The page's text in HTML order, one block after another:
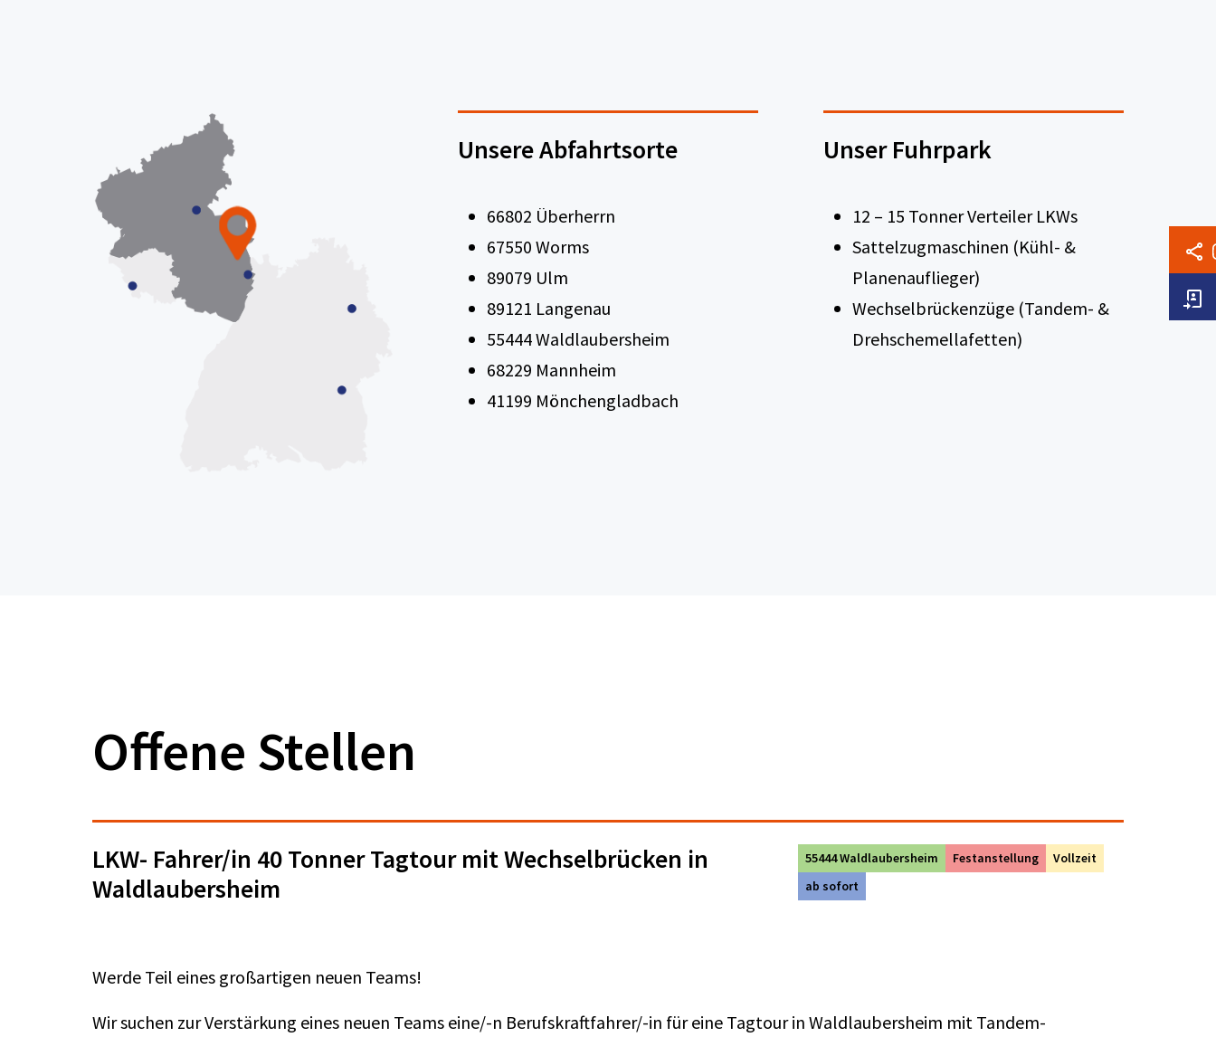
Unsere Abfahrtsorte
66802 Überherrn
67550 Worms
89079 Ulm
89121 Langenau
55444 Waldlaubersheim
68229 Mannheim
41199 Mönchengladbach
Unser Fuhrpark
12 – 15 Tonner Verteiler LKWs
Sattelzugmaschinen (Kühl- &
Planenauflieger)
Wechselbrückenzüge (Tandem- &
Drehschemellafetten)
Offene Stellen
LKW- Fahrer/in 40 Tonner Tagtour mit Wechselbrücken in
Waldlaubersheim
55444 Waldlaubersheim Festanstellung
Vollzeit
ab sofort
Werde Teil eines großartigen neuen Teams!
Wir suchen zur Verstärkung eines neuen Teams eine/-n Berufskraftfahrer/-in für eine Tagtour in Waldlaubersheim mit Tandem-